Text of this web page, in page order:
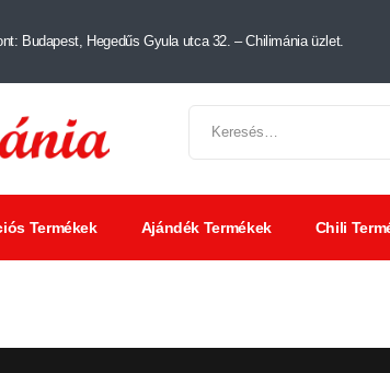
Budapest, Hegedűs Gyula utca 32. – Chilimánia üzlet.
Termékek Ajándék Termékek Chili